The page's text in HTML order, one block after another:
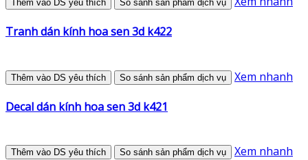
Thêm vào DS yêu thích So sánh sản phẩm dịch vụ
Tranh dán kính hoa sen 3d k422
Thêm vào DS yêu thích So sánh sản phẩm dịch vụ Xem nhanh
Decal dán kính hoa sen 3d k421
Thêm vào DS yêu thích So sánh sản phẩm dịch vụ Xem nhanh